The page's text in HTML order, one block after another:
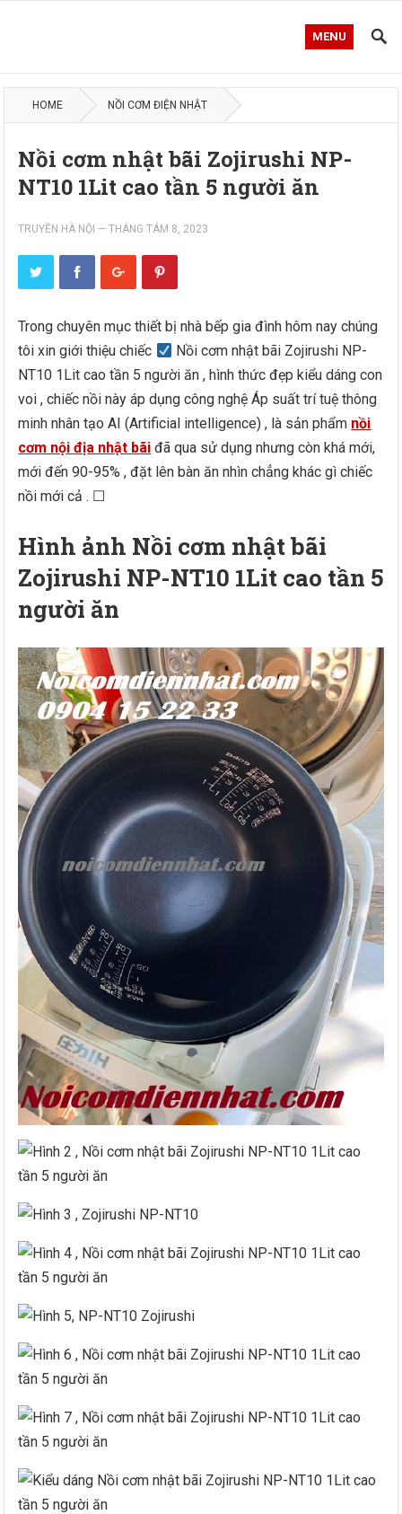
MENU
HOME NỒI CƠM ĐIỆN NHẬT
Nồi cơm nhật bãi Zojirushi NP-
NT10 1Lit cao tần 5 người ăn
TRUYỀN HÀ NỘI —THÁNG TÁM 8, 2023
Trong chuyên mục thiết bị nhà bếp gia đình hôm nay chúng
tôi xin giới thiệu chiếc
Nồi cơm nhật bãi Zojirushi NP-
NT10 1Lit cao tần 5 người ăn , hình thức đẹp kiểu dáng con
voi , chiếc nồi này áp dụng công nghệ Áp suất trí tuệ thông
minh nhân tạo AI (Artificial intelligence) , là sản phẩm nồi
cơm nội địa nhật bãi đã qua sử dụng nhưng còn khá mới,
mới đến 90-95% , đặt lên bàn ăn nhìn chẳng khác gì chiếc
nồi mới cả . ☐
Hình ảnh Nồi cơm nhật bãi
Zojirushi NP-NT10 1Lit cao tần 5
người ăn